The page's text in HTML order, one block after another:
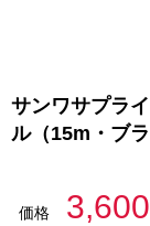
サンワサプラ
ル（15m・ブ
価格